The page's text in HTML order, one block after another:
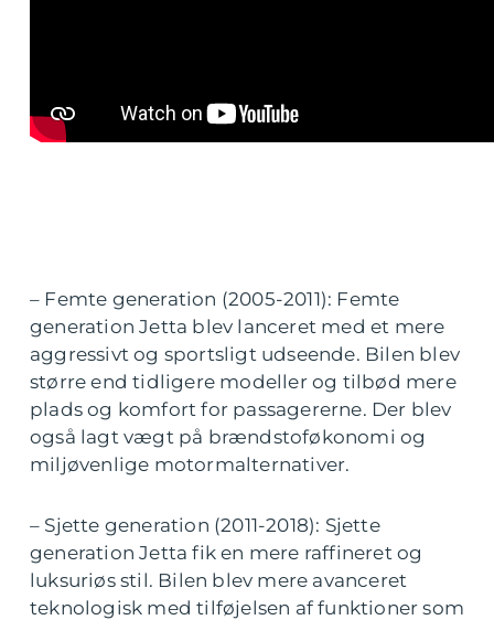
– Femte generation (2005-2011): Femte
generation Jetta blev lanceret med et mere
aggressivt og sportsligt udseende. Bilen blev
større end tidligere modeller og tilbød mere
plads og komfort for passagererne. Der blev
også lagt vægt på brændstoføkonomi og
miljøvenlige motormalternativer.
– Sjette generation (2011-2018): Sjette
generation Jetta fik en mere raffineret og
luksuriøs stil. Bilen blev mere avanceret
teknologisk med tilføjelsen af funktioner som